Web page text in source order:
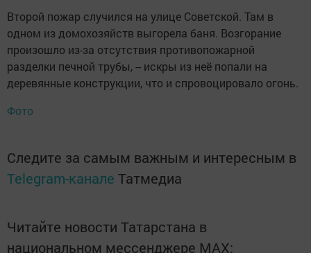
Второй пожар случился на улице Советской. Там в
одном из домохозяйств выгорела баня. Возгорание
произошло из-за отсутствия противопожарной
разделки печной трубы, -- искры из неё попали на
деревянные конструкции, что и спровоцировало огонь.
Фото
Следите за самым важным и интересным в
Telegram-канале Татмедиа
Читайте новости Татарстана в
национальном мессенджере MАХ: